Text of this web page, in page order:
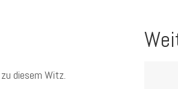
diesem Witz.